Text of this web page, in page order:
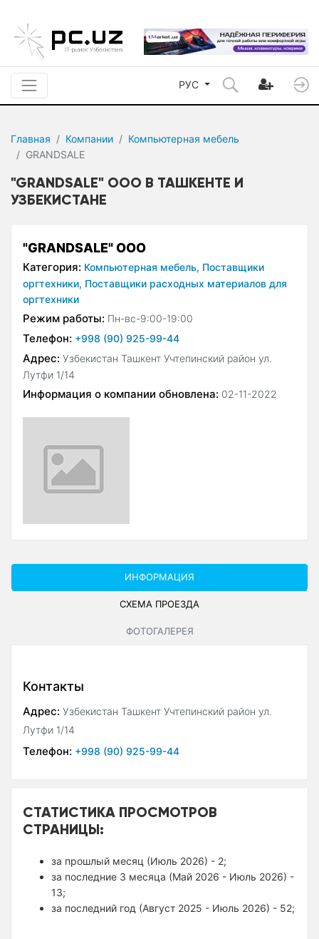
РУС
Главная Компании
Компьютерная мебель
GRANDSALE
"GRANDSALE" ООО В ТАШКЕНТЕ И
УЗБЕКИСТАНЕ
"GRANDSALE" ООО
Категория: Компьютерная мебель, Поставщики
оргтехники, Поставщики расходных материалов для
оргтехники
Режим работы: Пн-вс-9:00-19:00
Телефон: +998 (90) 925-99-44
Адрес: Узбекистан Ташкент Учтепинский район ул.
Лутфи 1/14
Информация о компании обновлена: 02-11-2022
ИНФОРМАЦИЯ
СХЕМА ПРОЕЗДА
ФОТОГАЛЕРЕЯ
Контакты
Адрес: Узбекистан Ташкент Учтепинский район ул.
Лутфи 1/14
Телефон: +998 (90) 925-99-44
СТАТИСТИКА ПРОСМОТРОВ
СТРАНИЦЫ:
за прошлый месяц (Июль 2026) - 2;
за последние 3 месяца (Май 2026 - Июль 2026) -
13;
за последний год (Август 2025 - Июль 2026) - 52;